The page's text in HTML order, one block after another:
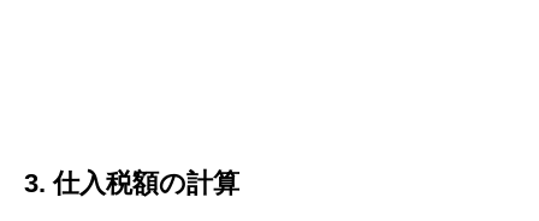
3. 仕入税額の計算